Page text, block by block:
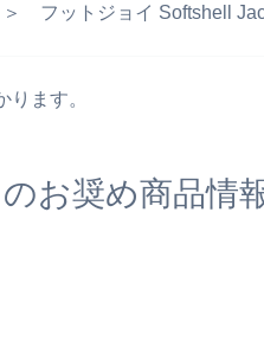
フットジョイ Softshell
ます。
お奨め商品情